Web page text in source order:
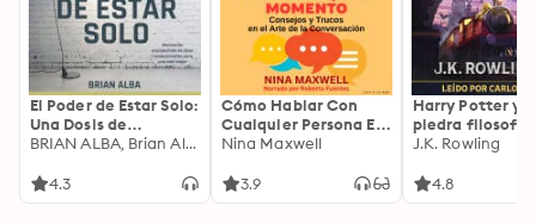
El Poder de Estar Solo:
Una Dosis de
Motivación
Ideas Revolucionarias
BRIAN ALBA, Brian Alba
4.3
Cómo Hablar Con
Cualquier Persona En
Cualquier Lugar Y En
Nina Maxwell
3.9
Harry Potter y
piedra filosofal
J.K. Rowling
4.8